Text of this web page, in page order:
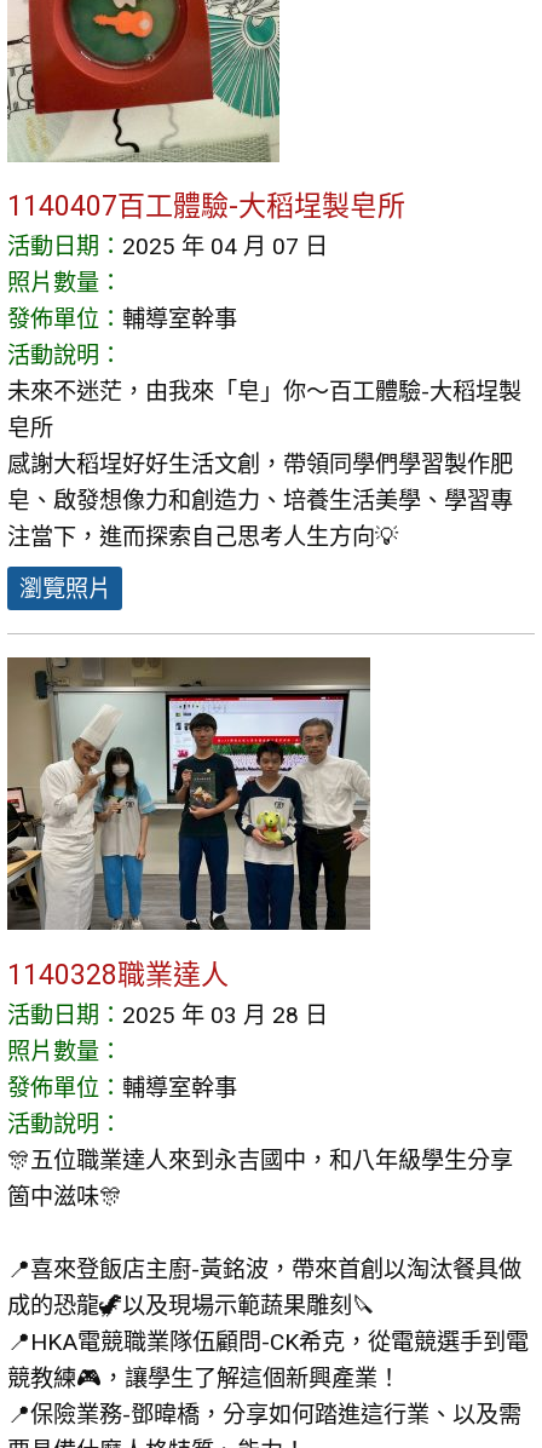
1140407百工體驗-大稻埕製皂所
活動日期： 2025 年 04 月 07 日
照片數量：
發佈單位： 輔導室幹事
活動說明：
未來不迷茫，由我來「皂」你～百工體驗-大稻埕製
皂所
感謝大稻埕好好生活文創，帶領同學們學習製作肥
皂、啟發想像力和創造力、培養生活美學、學習專
注當下，進而探索自己思考人生方向💡
瀏覽照片
1140328職業達人
活動日期： 2025 年 03 月 28 日
照片數量：
發佈單位： 輔導室幹事
活動說明：
🎊五位職業達人來到永吉國中，和八年級學生分享
箇中滋味🎊
📍喜來登飯店主廚-黃銘波，帶來首創以淘汰餐具做
成的恐龍🦖以及現場示範蔬果雕刻🔪
📍HKA電競職業隊伍顧問-CK希克，從電競選手到電
競教練🎮，讓學生了解這個新興產業！
📍保險業務-鄧暐橋，分享如何踏進這行業、以及需